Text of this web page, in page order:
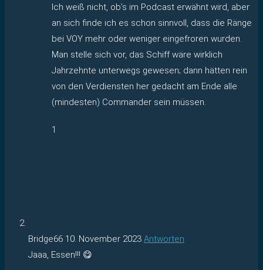
Ich weiß nicht, ob’s im Podcast erwähnt wird, aber
an sich finde ich es schon sinnvoll, dass die Ränge
bei VOY mehr oder weniger eingefroren wurden.
Man stelle sich vor, das Schiff wäre wirklich
Jahrzehnte unterwegs gewesen; dann hätten rein
von den Verdiensten her gedacht am Ende alle
(mindesten) Commander sein müssen.
1
Bridge66 10. November 2023 Antworten
Jaaa, Essen!!! 😋